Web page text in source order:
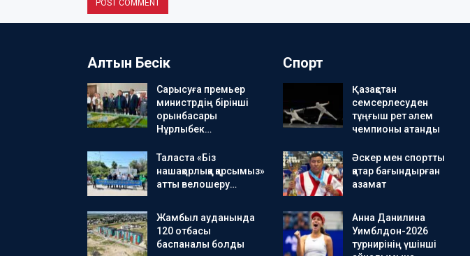
Алтын Бесік
Сарысуға премьер
министрдің бірінші
орынбасары
Нұрлыбек…
Таласта «Біз
нашақорлыққа қарсымыз»
атты велошеру…
Жамбыл ауданында
120 отбасы
баспаналы болды
Спорт
Қазақстан
семсерлесуден
тұңғыш рет әлем
чемпионы атанды
Әскер мен спортты
қатар бағындырған
азамат
Анна Данилина
Уимблдон-2026
турнирінің үшінші